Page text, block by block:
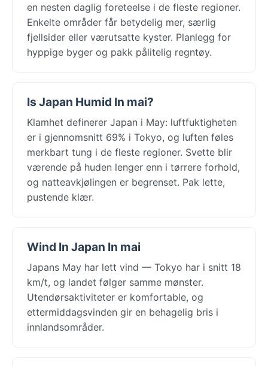
en nesten daglig foreteelse i de fleste regioner.
Enkelte områder får betydelig mer, særlig
fjellsider eller værutsatte kyster. Planlegg for
hyppige byger og pakk pålitelig regntøy.
Is Japan Humid In mai?
Klamhet definerer Japan i May: luftfuktigheten
er i gjennomsnitt 69% i Tokyo, og luften føles
merkbart tung i de fleste regioner. Svette blir
værende på huden lenger enn i tørrere forhold,
og natteavkjølingen er begrenset. Pak lette,
pustende klær.
Wind In Japan In mai
Japans May har lett vind — Tokyo har i snitt 18
km/t, og landet følger samme mønster.
Utendørsaktiviteter er komfortable, og
ettermiddagsvinden gir en behagelig bris i
innlandsområder.